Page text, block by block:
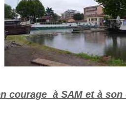
courage à SAM et à son